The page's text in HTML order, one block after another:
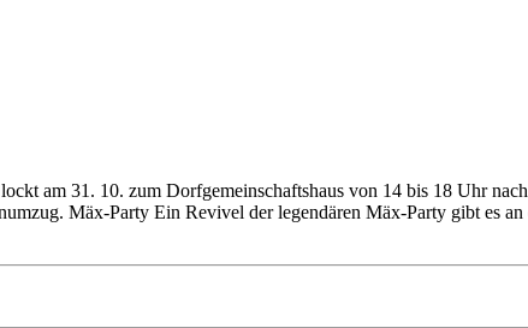
am 31. 10. zum Dorfgemeinschaftshaus von 14 bis 18 Uhr
Mäx-Party Ein Revivel der legendären Mäx-Party gibt es